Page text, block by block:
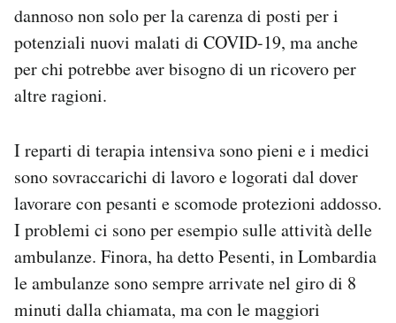
dannoso non solo per la carenza di posti per i
potenziali nuovi malati di COVID-19, ma anche
per chi potrebbe aver bisogno di un ricovero per
altre ragioni.
I reparti di terapia intensiva sono pieni e i medici
sono sovraccarichi di lavoro e logorati dal dover
lavorare con pesanti e scomode protezioni addosso.
I problemi ci sono per esempio sulle attività delle
ambulanze. Finora, ha detto Pesenti, in Lombardia
le ambulanze sono sempre arrivate nel giro di 8
minuti dalla chiamata, ma con le maggiori